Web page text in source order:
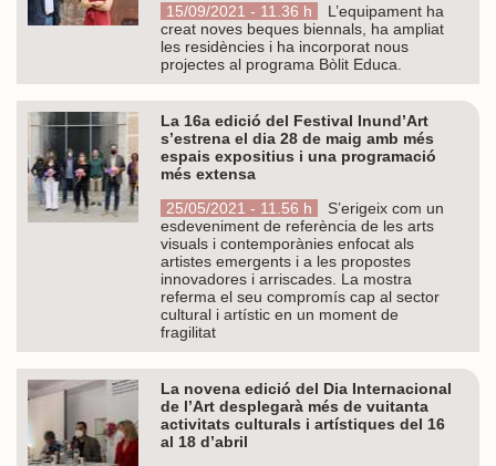
15/09/2021 - 11.36 h
L’equipament ha
creat noves beques biennals, ha ampliat
les residències i ha incorporat nous
projectes al programa Bòlit Educa.
La 16a edició del Festival Inund’Art
s’estrena el dia 28 de maig amb més
espais expositius i una programació
més extensa
25/05/2021 - 11.56 h
S’erigeix com un
esdeveniment de referència de les arts
visuals i contemporànies enfocat als
artistes emergents i a les propostes
innovadores i arriscades. La mostra
referma el seu compromís cap al sector
cultural i artístic en un moment de
fragilitat
La novena edició del Dia Internacional
de l’Art desplegarà més de vuitanta
activitats culturals i artístiques del 16
al 18 d’abril